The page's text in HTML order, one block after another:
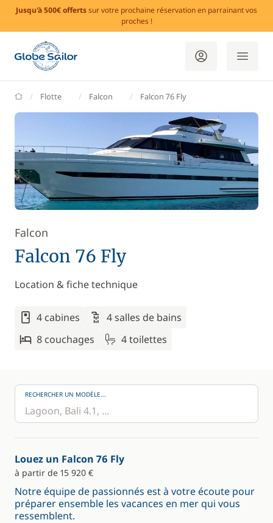
Jusqu'à 500€ offertssur votre prochaine réservation en parrainant vos
proches !
GlobeSailor
Flotte Falcon Falcon 76 Fly
Falcon
Falcon 76 Fly
Location & fiche technique
4 cabines
4 salles de bains
8 couchages
4 toilettes
RECHERCHER UN MODÈLE...
Louez un Falcon 76 Fly
à partir de 15 920 €
Notre équipe de passionnés est à votre écoute pour
préparer ensemble les vacances en mer qui vous
ressemblent.